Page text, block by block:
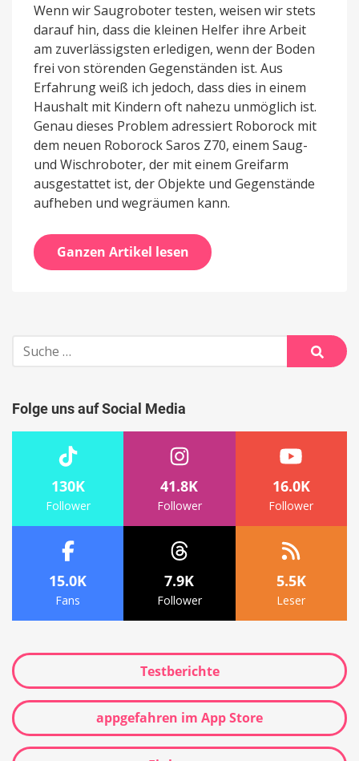
Wenn wir Saugroboter testen, weisen wir stets
darauf hin, dass die kleinen Helfer ihre Arbeit
am zuverlässigsten erledigen, wenn der Boden
frei von störenden Gegenständen ist. Aus
Erfahrung weiß ich jedoch, dass dies in einem
Haushalt mit Kindern oft nahezu unmöglich ist.
Genau dieses Problem adressiert Roborock mit
dem neuen Roborock Saros Z70, einem Saug-
und Wischroboter, der mit einem Greifarm
ausgestattet ist, der Objekte und Gegenstände
aufheben und wegräumen kann.
Ganzen Artikel lesen
Suche
nach:
Suche
Folge uns auf Social Media
130K
Follower
41.8K
Follower
16.0K
Follower
15.0K
Fans
7.9K
Follower
5.5K
Leser
Testberichte
appgefahren im App Store